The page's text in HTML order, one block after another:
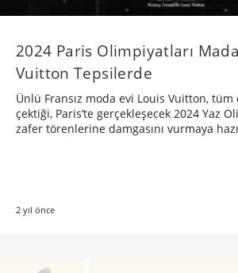
2024 Paris Olimpiyatları
Vuitton Tepsilerde
Ünlü Fransız moda evi Louis Vuitton,
çektiği, Paris’te gerçekleşecek 2024 Yaz
zafer törenlerine damgasını vurmaya
2 yıl önce